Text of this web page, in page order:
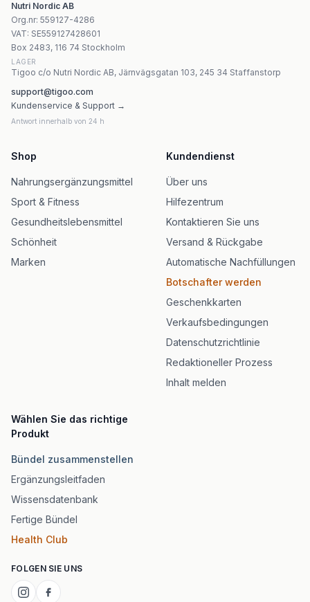
Labs 212 - NAC 300mg (60 kapslar)
Apollo'S Hegemony - NAC - 120 tabletter
Amix Pro Gly N-A-C 120 kapslar
Nutri Nordic AB
Org.nr: 559127-4286
VAT: SE559127428601
Box 2483, 116 74 Stockholm
LAGER
Tigoo c/o Nutri Nordic AB, Järnvägsgatan 103, 245 34 Staffanstorp
support@tigoo.com
Kundenservice & Support →
Antwort innerhalb von 24 h
Shop
Nahrungsergänzungsmittel
Sport & Fitness
Gesundheitslebensmittel
Schönheit
Marken
Kundendienst
Über uns
Hilfezentrum
Kontaktieren Sie uns
Versand & Rückgabe
Automatische Nachfüllungen
Botschafter werden
Geschenkkarten
Verkaufsbedingungen
Datenschutzrichtlinie
Redaktioneller Prozess
Inhalt melden
Wählen Sie das richtige
Produkt
Bündel zusammenstellen
Ergänzungsleitfaden
Wissensdatenbank
Fertige Bündel
Health Club
FOLGEN SIE UNS